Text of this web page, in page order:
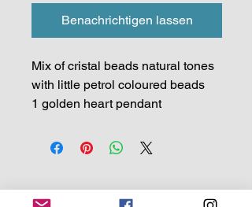
Benachrichtigen lassen
Mix of cristal beads natural tones
with little petrol coloured beads
1 golden heart pendant